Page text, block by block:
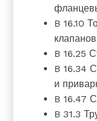
B 16.10
B 16.25
B 16.34
и
B 16.47
B 31.3